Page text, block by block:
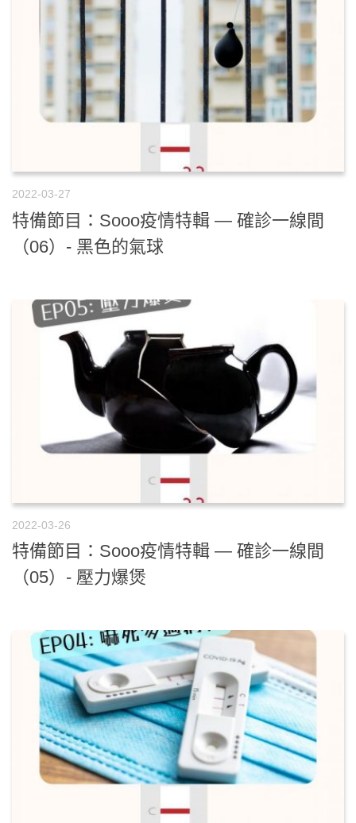
2022-03-27
特備節目：Sooo疫情特輯 — 確診一線間
（06）- 黑色的氣球
2022-03-26
特備節目：Sooo疫情特輯 — 確診一線間
（05）- 壓力爆煲